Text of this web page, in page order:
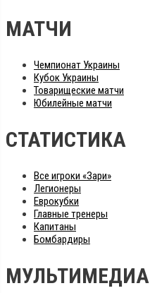
МАТЧИ
Чемпионат Украины
Кубок Украины
Товарищеские матчи
Юбилейные матчи
СТАТИСТИКА
Все игроки «Зари»
Легионеры
Еврокубки
Главные тренеры
Капитаны
Бомбардиры
МУЛЬТИМЕДИА